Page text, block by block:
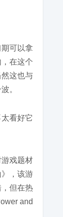
可以拿
在这个
这也与
。
看好它
戏题材
，该游
但在热
and